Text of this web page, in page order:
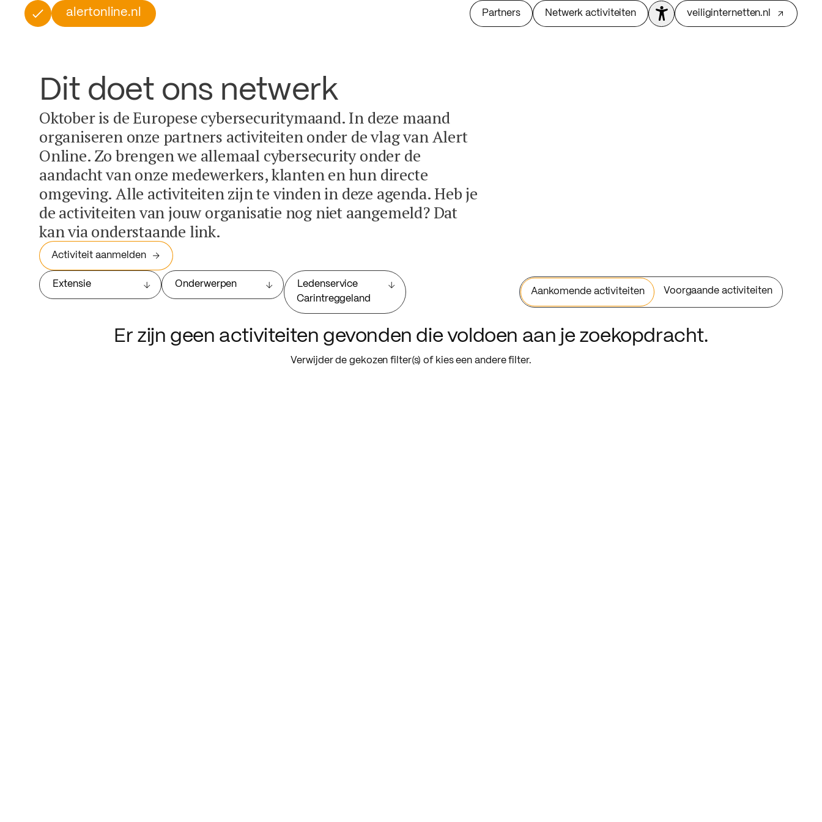
alertonline.nl Partners Netwerk activiteiten veiliginternetten.nl
Dit doet ons netwerk
Oktober is de Europese cybersecuritymaand. In deze maand
organiseren onze partners activiteiten onder de vlag van Alert
Online. Zo brengen we allemaal cybersecurity onder de
aandacht van onze medewerkers, klanten en hun directe
omgeving. Alle activiteiten zijn te vinden in deze agenda. Heb je
de activiteiten van jouw organisatie nog niet aangemeld? Dat
kan via onderstaande link.
Activiteit aanmelden
Extensie Onderwerpen
Ledenservice
Carintreggeland
Aankomende activiteiten Voorgaande activiteiten
Er zijn geen activiteiten gevonden die voldoen aan je zoekopdracht.
Verwijder de gekozen filter(s) of kies een andere filter.